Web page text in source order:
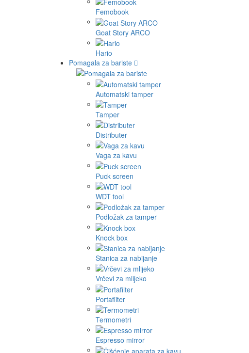
Femobook
Goat Story ARCO
Hario
Pomagala za bariste
Automatski tamper
Tamper
Distributer
Vaga za kavu
Puck screen
WDT tool
Podložak za tamper
Knock box
Stanica za nabijanje
Vrčevi za mlijeko
Portafilter
Termometri
Espresso mirror